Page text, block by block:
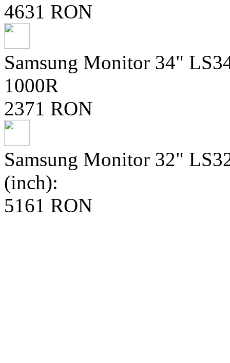
4631 RON
Samsung Monitor 34"
1000R
2371 RON
Samsung Monitor 32"
(inch):
5161 RON